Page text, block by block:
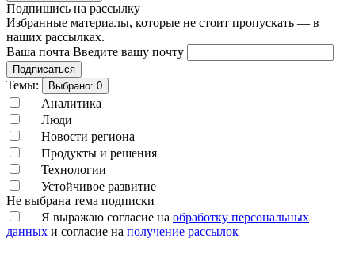
Подпишись на рассылку
Избранные материалы, которые не стоит пропускать — в
наших рассылках.
Ваша почта Введите вашу почту
Подписаться
Темы: Выбрано: 0
Аналитика
Люди
Новости региона
Продукты и решения
Технологии
Устойчивое развитие
Не выбрана тема подписки
Я выражаю согласие на обработку персональных
данных и согласие на получение рассылок